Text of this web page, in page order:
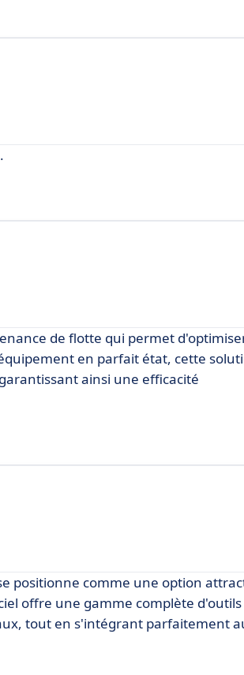
de flotte qui permet
en parfait état, cette
ainsi une efficacité
positionne comme une option
offre une gamme complète
tout en s'intégrant parfaitement